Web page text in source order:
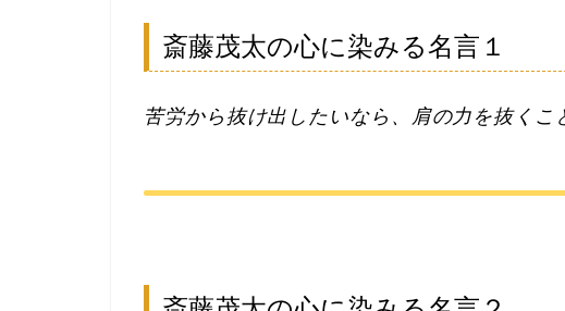
斎藤茂太の心に染みる名言１
苦労から抜け出したいなら、肩の力を抜くこ